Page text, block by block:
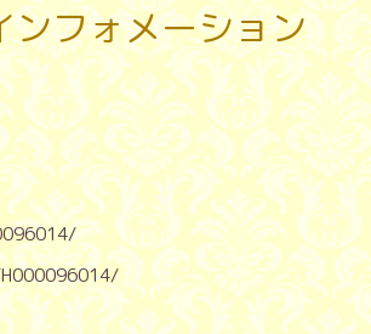
ンフォメーション